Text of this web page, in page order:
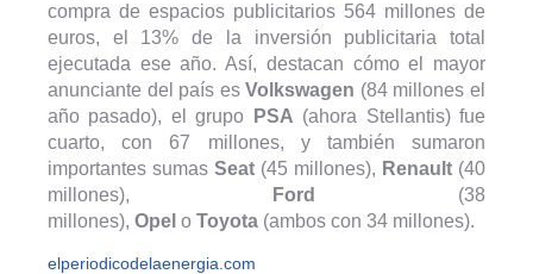
compra de espacios publicitarios 564 millones de
euros, el 13% de la inversión publicitaria total
ejecutada ese año. Así, destacan cómo el mayor
anunciante del país esVolkswagen (84 millones el
año pasado), el grupo
PSA (ahora Stellantis) fue
cuarto, con 67 millones, y también sumaron
importantes sumas Seat (45 millones), Renault (40
millones),
Ford
(38
millones), Opel o Toyota (ambos con 34 millones).
elperiodicodelaenergia.com